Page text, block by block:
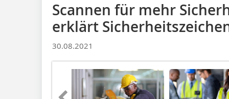
Scannen für mehr
erklärt
30.08.2021